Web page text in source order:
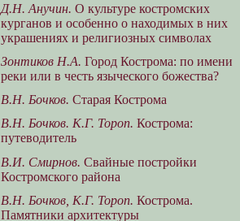
Д.Н. Анучин. О культуре костромских
курганов и особенно о находимых в них
украшениях и религиозных символах
Зонтиков Н.А. Город Кострома: по имени
реки или в честь языческого божества?
В.Н. Бочков. Старая Кострома
В.Н. Бочков. К.Г. Тороп. Кострома:
путеводитель
В.И. Смирнов. Свайные постройки
Костромского района
В.Н. Бочков, К.Г. Тороп. Кострома.
Памятники архитектуры